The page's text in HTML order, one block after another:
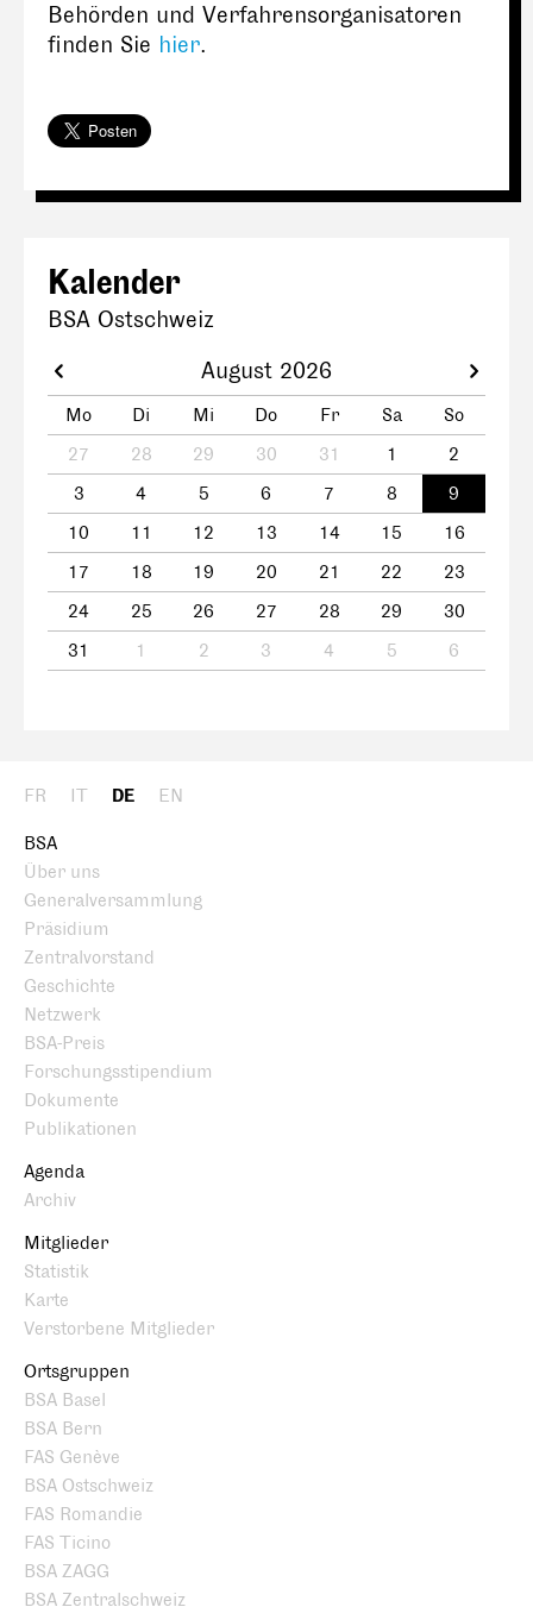
Behörden und Verfahrensorganisatoren
finden Sie hier.
Kalender
BSA Ostschweiz
August 2026
Mo Di Mi Do Fr Sa
So
27
28 29 30 31 1
2
3
4 5 6 7 8
9
10
11 12 13 14 15
16
17
18 19 20 21 22
23
24
25 26 27 28 29
30
31
1 2 3 4 5 6
FR IT DE EN
BSA
Über uns
Generalversammlung
Präsidium
Zentralvorstand
Geschichte
Netzwerk
BSA-Preis
Forschungsstipendium
Dokumente
Publikationen
Agenda
Archiv
Mitglieder
Statistik
Karte
Verstorbene Mitglieder
Ortsgruppen
BSA Basel
BSA Bern
FAS Genève
BSA Ostschweiz
FAS Romandie
FAS Ticino
BSA ZAGG
BSA Zentralschweiz